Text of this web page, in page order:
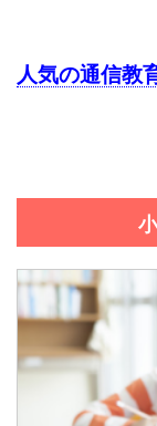
人気の通信教